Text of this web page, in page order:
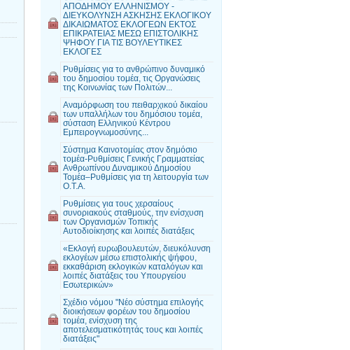
ΑΠΟΔΗΜΟΥ ΕΛΛΗΝΙΣΜΟΥ -
ΔΙΕΥΚΟΛΥΝΣΗ ΑΣΚΗΣΗΣ ΕΚΛΟΓΙΚΟΥ
ΔΙΚΑΙΩΜΑΤΟΣ ΕΚΛΟΓΕΩΝ ΕΚΤΟΣ
ΕΠΙΚΡΑΤΕΙΑΣ ΜΕΣΩ ΕΠΙΣΤΟΛΙΚΗΣ
ΨΗΦΟΥ ΓΙΑ ΤΙΣ ΒΟΥΛΕΥΤΙΚΕΣ
ΕΚΛΟΓΕΣ
Ρυθμίσεις για το ανθρώπινο δυναμικό
του δημοσίου τομέα, τις Οργανώσεις
της Κοινωνίας των Πολιτών...
Αναμόρφωση του πειθαρχικού δικαίου
των υπαλλήλων του δημόσιου τομέα,
σύσταση Ελληνικού Κέντρου
Εμπειρογνωμοσύνης...
Σύστημα Καινοτομίας στον δημόσιο
τομέα-Ρυθμίσεις Γενικής Γραμματείας
Ανθρωπίνου Δυναμικού Δημοσίου
Τομέα–Ρυθμίσεις για τη λειτουργία των
Ο.Τ.Α.
Ρυθμίσεις για τους χερσαίους
συνοριακούς σταθμούς, την ενίσχυση
των Οργανισμών Τοπικής
Αυτοδιοίκησης και λοιπές διατάξεις
«Εκλογή ευρωβουλευτών, διευκόλυνση
εκλογέων μέσω επιστολικής ψήφου,
εκκαθάριση εκλογικών καταλόγων και
λοιπές διατάξεις του Υπουργείου
Εσωτερικών»
Σχέδιο νόμου "Νέο σύστημα επιλογής
διοικήσεων φορέων του δημοσίου
τομέα, ενίσχυση της
αποτελεσματικότητάς τους και λοιπές
διατάξεις"